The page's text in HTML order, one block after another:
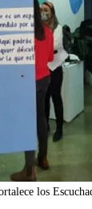
los